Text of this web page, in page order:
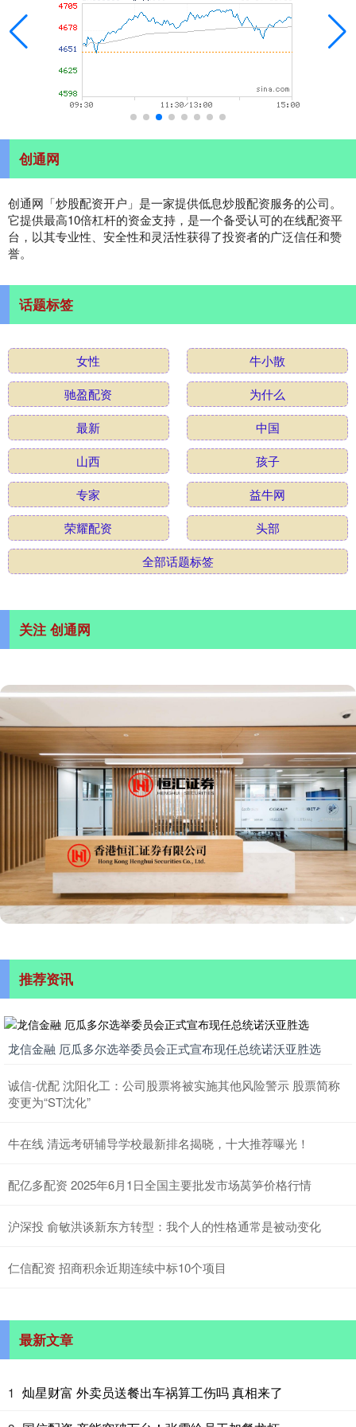
创通网
创通网「炒股配资开户」是一家提供低息炒股配资服务的公司。
它提供最高10倍杠杆的资金支持，是一个备受认可的在线配资平
台，以其专业性、安全性和灵活性获得了投资者的广泛信任和赞
誉。
话题标签
女性
牛小散
驰盈配资
为什么
最新
中国
山西
孩子
专家
益牛网
荣耀配资
头部
全部话题标签
关注 创通网
推荐资讯
龙信金融 厄瓜多尔选举委员会正式宣布现任总统诺沃亚胜选
诚信-优配 沈阳化工：公司股票将被实施其他风险警示 股票简称
变更为“ST沈化”
牛在线 清远考研辅导学校最新排名揭晓，十大推荐曝光！
配亿多配资 2025年6月1日全国主要批发市场莴笋价格行情
沪深投 俞敏洪谈新东方转型：我个人的性格通常是被动变化
仁信配资 招商积余近期连续中标10个项目
最新文章
1 灿星财富 外卖员送餐出车祸算工伤吗 真相来了